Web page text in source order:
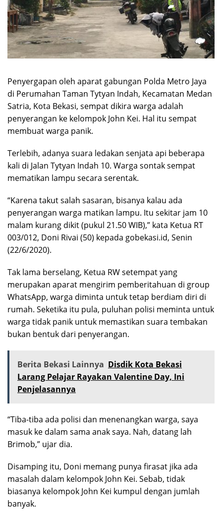
Penyergapan oleh aparat gabungan Polda Metro Jaya
di Perumahan Taman Tytyan Indah, Kecamatan Medan
Satria, Kota Bekasi, sempat dikira warga adalah
penyerangan ke kelompok John Kei. Hal itu sempat
membuat warga panik.
Terlebih, adanya suara ledakan senjata api beberapa
kali di Jalan Tytyan Indah 10. Warga sontak sempat
mematikan lampu secara serentak.
“Karena takut salah sasaran, bisanya kalau ada
penyerangan warga matikan lampu. Itu sekitar jam 10
malam kurang dikit (pukul 21.50 WIB),” kata Ketua RT
003/012, Doni Rivai (50) kepada gobekasi.id, Senin
(22/6/2020).
Tak lama berselang, Ketua RW setempat yang
merupakan aparat mengirim pemberitahuan di group
WhatsApp, warga diminta untuk tetap berdiam diri di
rumah. Seketika itu pula, puluhan polisi meminta untuk
warga tidak panik untuk memastikan suara tembakan
bukan bentuk dari penyerangan.
Berita Bekasi Lainnya Disdik Kota Bekasi
Larang Pelajar Rayakan Valentine Day, Ini
Penjelasannya
“Tiba-tiba ada polisi dan menenangkan warga, saya
masuk ke dalam sama anak saya. Nah, datang lah
Brimob,” ujar dia.
Disamping itu, Doni memang punya firasat jika ada
masalah dalam kelompok John Kei. Sebab, tidak
biasanya kelompok John Kei kumpul dengan jumlah
banyak.